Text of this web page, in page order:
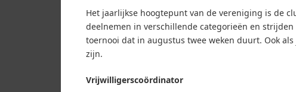
Het jaarlijkse hoogtepunt van de vereniging is de
deelnemen in verschillende categorieën en
toernooi dat in augustus twee weken duurt. Ook
zijn.
Vrijwilligerscoördinator